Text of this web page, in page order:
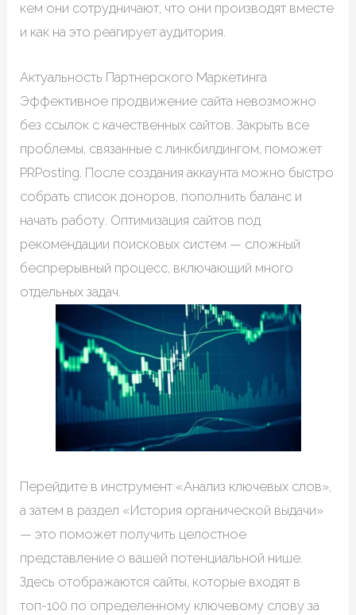
кем они сотрудничают, что они производят вместе
и как на это реагирует аудитория.
Актуальность Партнерского Маркетинга
Эффективное продвижение сайта невозможно
без ссылок с качественных сайтов. Закрыть все
проблемы, связанные с линкбилдингом, поможет
PRPosting. После создания аккаунта можно быстро
собрать список доноров, пополнить баланс и
начать работу. Оптимизация сайтов под
рекомендации поисковых систем — сложный
беспрерывный процесс, включающий много
отдельных задач.
Перейдите в инструмент «Анализ ключевых слов»,
а затем в раздел «История органической выдачи»
— это поможет получить целостное
представление о вашей потенциальной нише.
Здесь отображаются сайты, которые входят в
топ-100 по определенному ключевому слову за